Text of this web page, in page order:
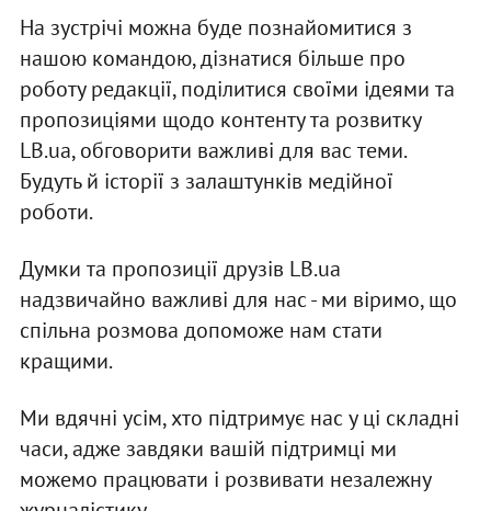
На зустрічі можна буде познайомитися з
нашою командою, дізнатися більше про
роботу редакції, поділитися своїми ідеями та
пропозиціями щодо контенту та розвитку
LB.ua, обговорити важливі для вас теми.
Будуть й історії з залаштунків медійної
роботи.
Думки та пропозиції друзів LB.ua
надзвичайно важливі для нас - ми віримо, що
спільна розмова допоможе нам стати
кращими.
Ми вдячні усім, хто підтримує нас у ці складні
часи, адже завдяки вашій підтримці ми
можемо працювати і розвивати незалежну